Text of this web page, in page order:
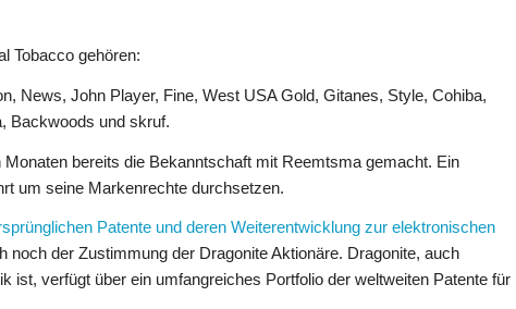
Tobacco gehören:
News, John Player, Fine, West USA Gold, Gitanes, Style, Cohiba,
Backwoods und skruf.
bereits die Bekanntschaft mit Reemtsma gemacht. Ein
um seine Markenrechte durchsetzen.
Patente und deren Weiterentwicklung zur elektronischen
noch der Zustimmung der Dragonite Aktionäre. Dragonite, auch
verfügt über ein umfangreiches Portfolio der weltweiten Patente für